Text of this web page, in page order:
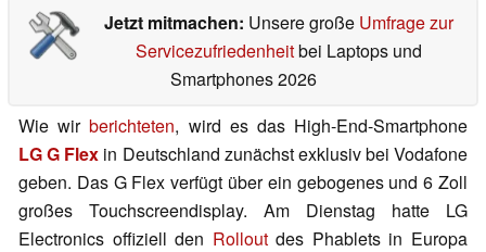
Jetzt mitmachen: Unsere große Umfrage zur
Servicezufriedenheitbei Laptops und
Smartphones 2026
Wie wirberichteten, wird es das High-End-Smartphone
LG G Flex in Deutschland zunächst exklusiv bei Vodafone
geben. Das G Flex verfügt über ein gebogenes und 6 Zoll
großes Touchscreendisplay. Am Dienstag hatte LG
Electronics offiziell den Rolloutdes Phablets in Europa